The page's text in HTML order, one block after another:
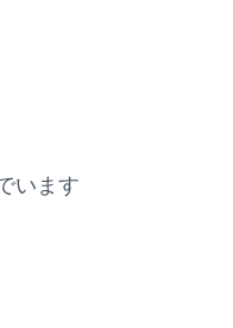
います